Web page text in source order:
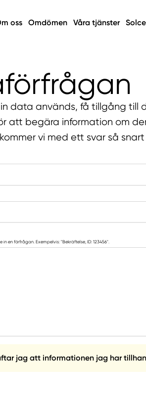
oss Omdömen Våra tjänster
data används, få tillgång
att begära information om
vi med ett svar så
en förfrågan. Exempelvis: "Bekräftelse, ID: 123456".
jag att informationen jag har